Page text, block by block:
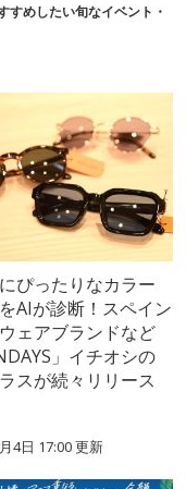
すめしたい旬なイベント・
ぴったりなカラー
AIが診断！スペイン
ェアブランドなど
」イチオシの
スが続々リリース
4日 17:00更新